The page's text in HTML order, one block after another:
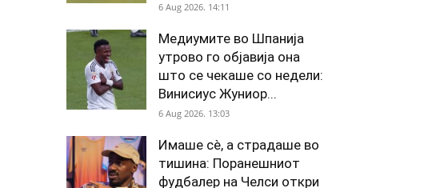
6 Aug 2026. 14:11
Медиумите во Шпанија
утрово го објавија она
што се чекаше со недели:
Винисиус Жуниор...
6 Aug 2026. 13:03
Имаше сè, а страдаше во
тишина: Поранешниот
фудбалер на Челси откри